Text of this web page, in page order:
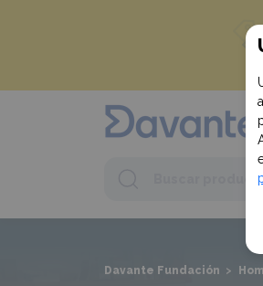
Davante Fundación >